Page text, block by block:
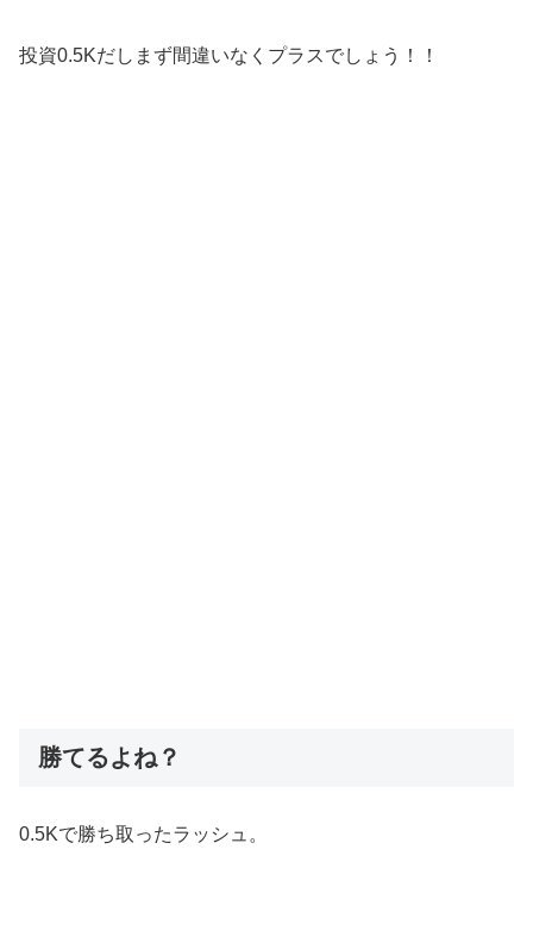
投資0.5Kだしまず間違いなくプラスでしょう！！
勝てるよね？
0.5Kで勝ち取ったラッシュ。